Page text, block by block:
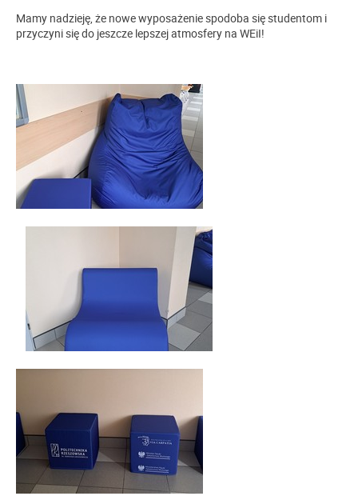
Mamy nadzieję, że nowe wyposażenie spodoba się studentom i
przyczyni się do jeszcze lepszej atmosfery na WEiI!